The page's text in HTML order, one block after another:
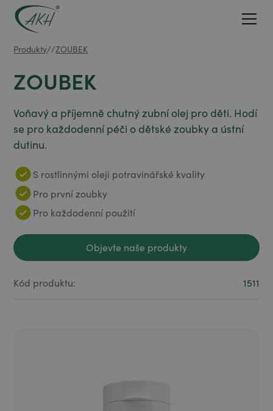
Produkty//ZOUBEK
ZOUBEK
Voňavý a příjemně chutný zubní olej pro děti. Hodí
se pro každodenní péči o dětské zoubky a ústní
dutinu.
S rostlinnými oleji potravinářské kvality
Pro první zoubky
Pro každodenní použití
Objevte naše produkty
Objevte naše produkty
Kód produktu:
1511